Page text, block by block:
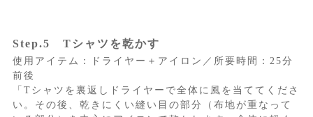
Step.5 Tシャツを乾かす
使用アイテム：ドライヤー＋アイロン／所要時間：25分
前後
「Tシャツを裏返しドライヤーで全体に風を当ててくださ
い。その後、乾きにくい縫い目の部分（布地が重なって